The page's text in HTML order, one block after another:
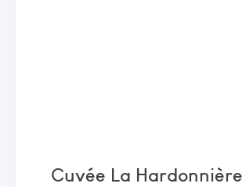
Cuvée La Hardonnière